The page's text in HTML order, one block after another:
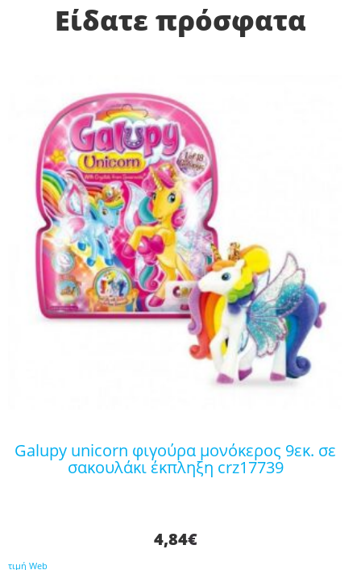
Είδατε πρόσφατα
galupy unicorn φιγούρα μονόκερος 9εκ. σε
σακουλάκι έκπληξη crz17739
4,84€
τιμή Web